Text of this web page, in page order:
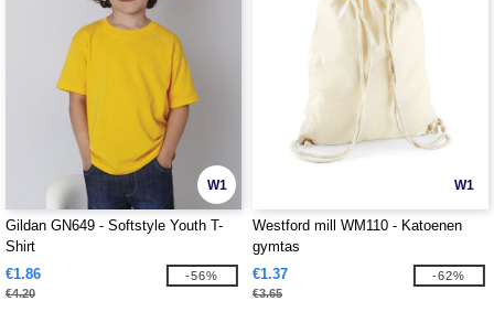
W1
Gildan GN649 - Softstyle Youth T-
Shirt
€1.86
€4.20
-56%
W1
Westford mill WM110 - Katoenen
gymtas
€1.37
€3.65
-62%